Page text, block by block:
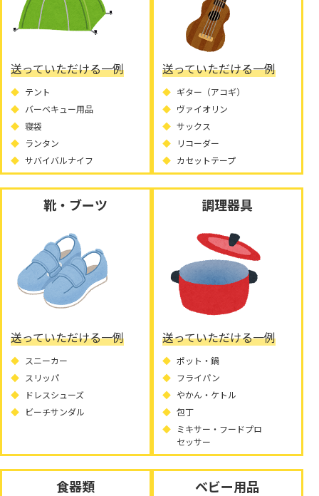
送っていただける一例
テント
バーベキュー用品
寝袋
ランタン
サバイバルナイフ
送っていただける一例
ギター（アコギ）
ヴァイオリン
サックス
リコーダー
カセットテープ
靴・ブーツ
送っていただける一例
スニーカー
スリッパ
ドレスシューズ
ビーチサンダル
調理器具
送っていただける一例
ポット・鍋
フライパン
やかん・ケトル
包丁
ミキサー・フードプロ
セッサー
食器類 ベビー用品